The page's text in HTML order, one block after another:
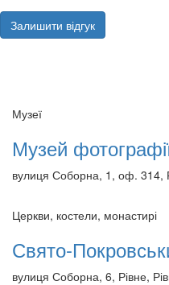
Залишити відгук
Музеї
Музей
вулиця Соборна, 1, оф. 314,
Церкви, костели, монастирі
Свято-
вулиця Соборна, 6, Рівне,